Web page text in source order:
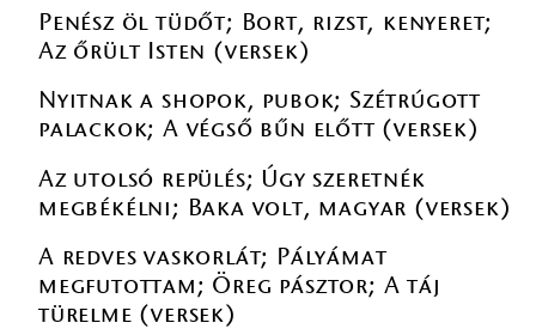
Penész öl tüdőt; Bort, rizst, kenyeret;
Az őrült Isten (versek)
Nyitnak a shopok, pubok; Szétrúgott
palackok; A végső bűn előtt (versek)
Az utolsó repülés; Úgy szeretnék
megbékélni; Baka volt, magyar (versek)
A redves vaskorlát; Pályámat
megfutottam; Öreg pásztor; A táj
türelme (versek)